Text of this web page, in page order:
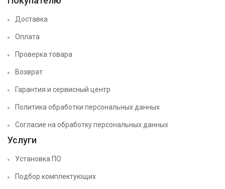
Доставка
Оплата
Проверка товара
Возврат
Гарантия и сервисный центр
Политика обработки персональных данных
Согласие на обработку персональных данных
Услуги
Установка ПО
Подбор комплектующих